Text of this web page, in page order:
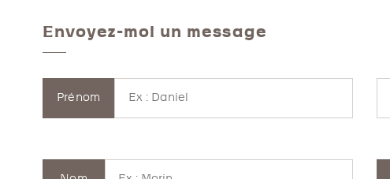
Envoyez-moi un message
Prénom